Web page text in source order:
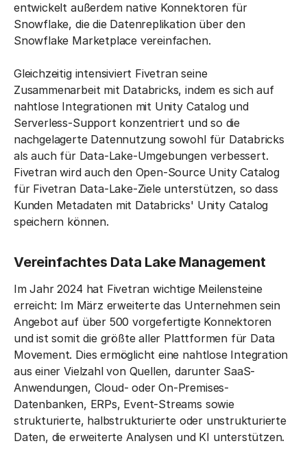
entwickelt außerdem native Konnektoren für
Snowflake, die die Datenreplikation über den
Snowflake Marketplace vereinfachen.
Gleichzeitig intensiviert Fivetran seine
Zusammenarbeit mit Databricks, indem es sich auf
nahtlose Integrationen mit Unity Catalog und
Serverless-Support konzentriert und so die
nachgelagerte Datennutzung sowohl für Databricks
als auch für Data-Lake-Umgebungen verbessert.
Fivetran wird auch den Open-Source Unity Catalog
für Fivetran Data-Lake-Ziele unterstützen, so dass
Kunden Metadaten mit Databricks' Unity Catalog
speichern können.
Vereinfachtes Data Lake Management
Im Jahr 2024 hat Fivetran wichtige Meilensteine
erreicht: Im März erweiterte das Unternehmen sein
Angebot auf über 500 vorgefertigte Konnektoren
und ist somit die größte aller Plattformen für Data
Movement. Dies ermöglicht eine nahtlose Integration
aus einer Vielzahl von Quellen, darunter SaaS-
Anwendungen, Cloud- oder On-Premises-
Datenbanken, ERPs, Event-Streams sowie
strukturierte, halbstrukturierte oder unstrukturierte
Daten, die erweiterte Analysen und KI unterstützen.